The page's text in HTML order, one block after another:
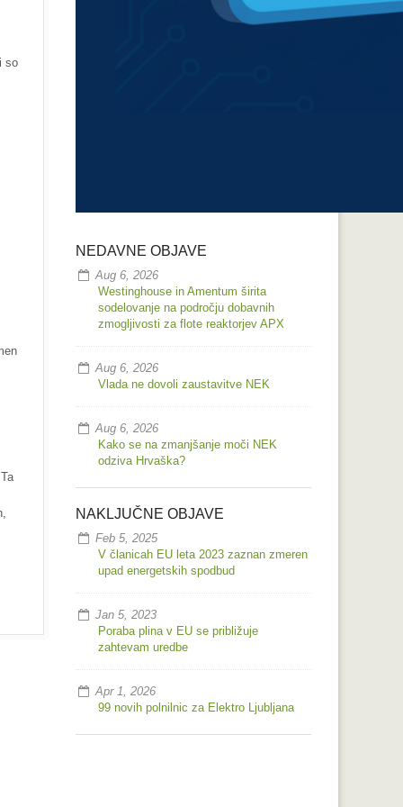
so
NEDAVNE OBJAVE
Aug 6, 2026
Westinghouse in Amentum širita
sodelovanje na področju dobavnih
zmogljivosti za flote reaktorjev APX
Aug 6, 2026
Vlada ne dovoli zaustavitve NEK
Aug 6, 2026
Kako se na zmanjšanje moči NEK
odziva Hrvaška?
NAKLJUČNE OBJAVE
Feb 5, 2025
V članicah EU leta 2023 zaznan zmeren
upad energetskih spodbud
Jan 5, 2023
Poraba plina v EU se približuje
zahtevam uredbe
Apr 1, 2026
99 novih polnilnic za Elektro Ljubljana